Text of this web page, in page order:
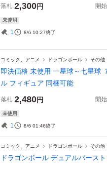
落札 2,300円 開始
未使用
1 8/6 10:27終了
コミック、アニメ ドラゴンボール その他
即決価格 未使用 一星球～七星球
ル フィギュア 同梱可能
落札 2,480円 開始
未使用
1 8/6 01:46終了
コミック、アニメ ドラゴンボール その他
ドラゴンボール デュアルバース